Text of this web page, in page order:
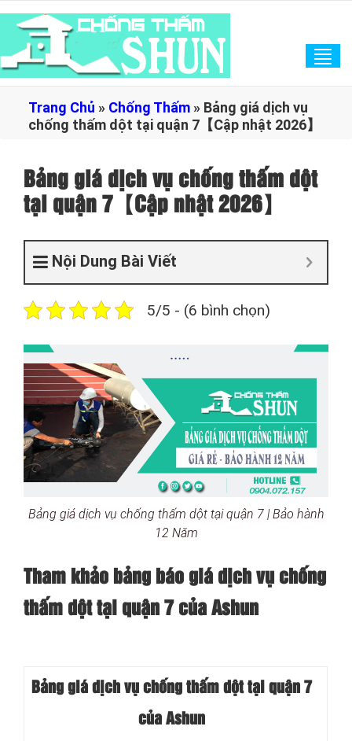
Trang Chủ » Chống Thấm » Bảng giá dịch vụ
chống thấm dột tại quận 7【Cập nhật 2026】
Bảng giá dịch vụ chống thấm dột
tại quận 7【Cập nhật 2026】
Nội Dung Bài Viết
5/5 - (6 bình chọn)
Bảng giá dịch vụ chống thấm dột tại quận 7 | Bảo hành
12 Năm
Tham khảo bảng báo giá dịch vụ chống
thấm dột tại quận 7 của Ashun
Bảng giá dịch vụ chống thấm dột tại quận 7
của Ashun